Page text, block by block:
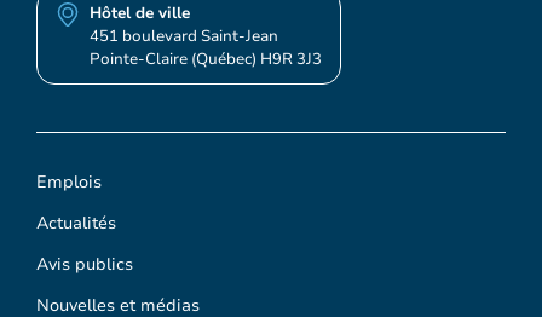
Emplois
Actualités
Avis publics
Nouvelles et médias
Hôtel de ville
451 boulevard Saint-Jean
Pointe-Claire (Québec) H9R 3J3